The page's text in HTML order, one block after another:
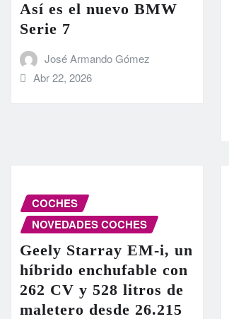
Así es el nuevo BMW
Serie 7
José Armando Gómez
Abr 22, 2026
COCHES
NOVEDADES COCHES
Geely Starray EM-i, un
híbrido enchufable con
262 CV y 528 litros de
maletero desde 26.215